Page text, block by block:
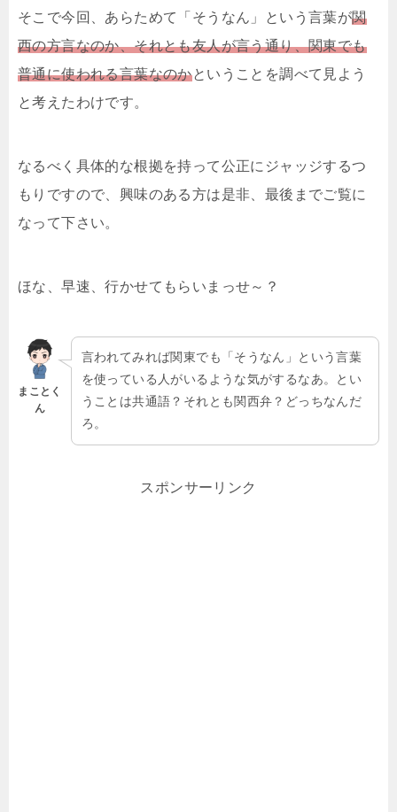
そこで今回、あらためて「そうなん」という言葉が関
西の方言なのか、それとも友人が言う通り、関東でも
普通に使われる言葉なのかということを調べて見よう
と考えたわけです。
なるべく具体的な根拠を持って公正にジャッジするつ
もりですので、興味のある方は是非、最後までご覧に
なって下さい。
ほな、早速、行かせてもらいまっせ～？
まことく
ん
言われてみれば関東でも「そうなん」という言葉
を使っている人がいるような気がするなあ。とい
うことは共通語？それとも関西弁？どっちなんだ
ろ。
スポンサーリンク